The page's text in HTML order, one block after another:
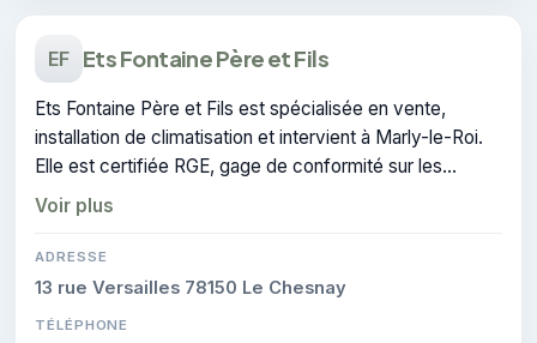
EF Ets Fontaine Père et Fils
Ets Fontaine Père et Fils est spécialisée en vente,
installation de climatisation et intervient à Marly-le-Roi.
Elle est certifiée RGE, gage de conformité sur les
interventions réalisées.
Voir plus
ADRESSE
13 rue Versailles 78150 Le Chesnay
TÉLÉPHONE